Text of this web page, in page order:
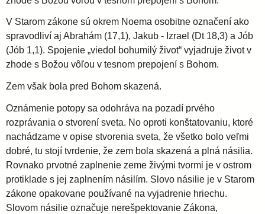
V Starom zákone sú okrem Noema osobitne označení ako
spravodliví aj Abrahám (17,1), Jakub - Izrael (Dt 18,3) a Jób
(Jób 1,1). Spojenie „viedol bohumilý život“ vyjadruje život v
zhode s Božou vôľou v tesnom prepojení s Bohom.
Zem však bola pred Bohom skazená.
Oznámenie potopy sa odohráva na pozadí prvého
rozprávania o stvorení sveta. No oproti konštatovaniu, ktoré
nachádzame v opise stvorenia sveta, že všetko bolo veľmi
dobré, tu stojí tvrdenie, že zem bola skazená a plná násilia.
Rovnako prvotné zaplnenie zeme živými tvormi je v ostrom
protiklade s jej zaplnením násilím. Slovo násilie je v Starom
zákone opakovane používané na vyjadrenie hriechu.
Slovom násilie označuje nerešpektovanie Zákona,